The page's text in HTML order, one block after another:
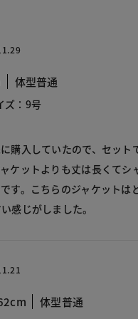
体型普通
ズ：9号
購入していたので、セット
ケットよりも丈は長くてシ
す。こちらのジャケットは
感じがしました。
体型普通